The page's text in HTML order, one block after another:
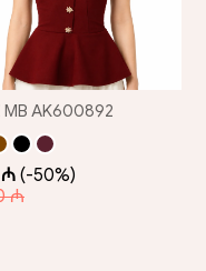
MB AK600892
₼(-50%)
₼